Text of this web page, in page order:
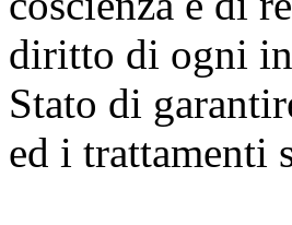
diritto di ogni
Stato di
ed i trattamenti